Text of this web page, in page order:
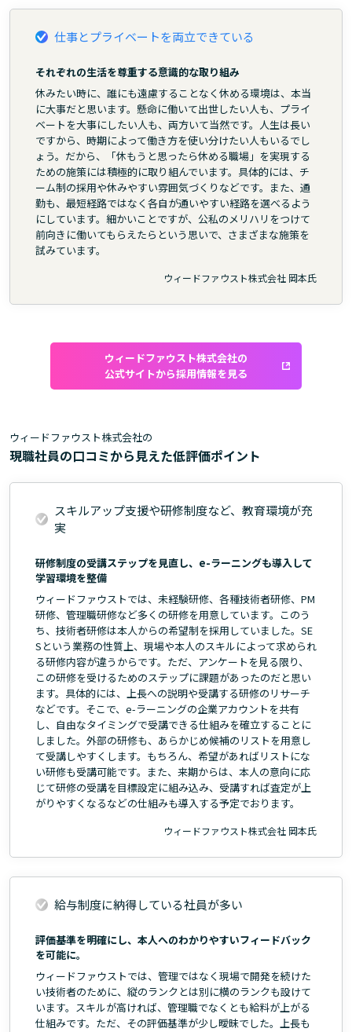
仕事とプライベートを両立できている
それぞれの生活を尊重する意識的な取り組み
休みたい時に、誰にも遠慮することなく休める環境は、本当
に大事だと思います。懸命に働いて出世したい人も、プライ
ベートを大事にしたい人も、両方いて当然です。人生は長い
ですから、時期によって働き方を使い分けたい人もいるでし
ょう。だから、「休もうと思ったら休める職場」を実現する
ための施策には積極的に取り組んでいます。具体的には、チ
ーム制の採用や休みやすい雰囲気づくりなどです。また、通
勤も、最短経路ではなく各自が通いやすい経路を選べるよう
にしています。細かいことですが、公私のメリハリをつけて
前向きに働いてもらえたらという思いで、さまざまな施策を
試みています。
ウィードファウスト株式会社 岡本氏
ウィードファウスト株式会社の
公式サイトから採用情報を見る
ウィードファウスト株式会社の
現職社員の口コミから見えた低評価ポイント
スキルアップ支援や研修制度など、教育環境が充
実
研修制度の受講ステップを見直し、e-ラーニングも導入して
学習環境を整備
ウィードファウストでは、未経験研修、各種技術者研修、PM
研修、管理職研修など多くの研修を用意しています。このう
ち、技術者研修は本人からの希望制を採用していました。SE
Sという業務の性質上、現場や本人のスキルによって求められ
る研修内容が違うからです。ただ、アンケートを見る限り、
この研修を受けるためのステップに課題があったのだと思い
ます。具体的には、上長への説明や受講する研修のリサーチ
などです。そこで、e-ラーニングの企業アカウントを共有
し、自由なタイミングで受講できる仕組みを確立することに
しました。外部の研修も、あらかじめ候補のリストを用意し
て受講しやすくします。もちろん、希望があればリストにな
い研修も受講可能です。また、来期からは、本人の意向に応
じて研修の受講を目標設定に組み込み、受講すれば査定が上
がりやすくなるなどの仕組みも導入する予定でおります。
ウィードファウスト株式会社 岡本氏
給与制度に納得している社員が多い
評価基準を明確にし、本人へのわかりやすいフィードバック
を可能に。
ウィードファウストでは、管理ではなく現場で開発を続けた
い技術者のために、縦のランクとは別に横のランクも設けて
います。スキルが高ければ、管理職でなくとも給料が上がる
仕組みです。ただ、その評価基準が少し曖昧でした。上長も